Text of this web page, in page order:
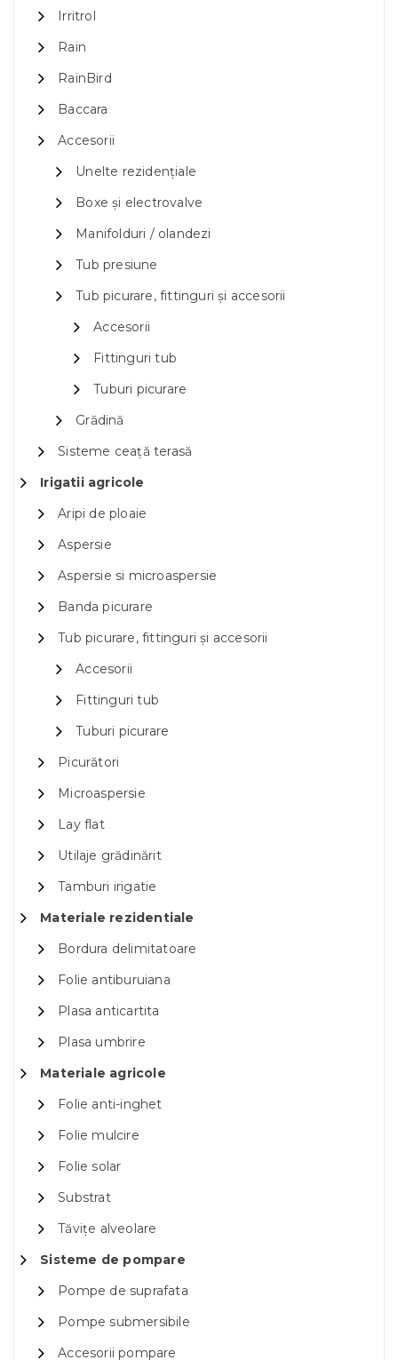
Irritrol
Rain
RainBird
Baccara
Accesorii
Unelte rezidențiale
Boxe și electrovalve
Manifolduri / olandezi
Tub presiune
Tub picurare, fittinguri și accesorii
Accesorii
Fittinguri tub
Tuburi picurare
Grădină
Sisteme ceață terasă
Irigatii agricole
Aripi de ploaie
Aspersie
Aspersie si microaspersie
Banda picurare
Tub picurare, fittinguri și accesorii
Accesorii
Fittinguri tub
Tuburi picurare
Picurători
Microaspersie
Lay flat
Utilaje grădinărit
Tamburi irigatie
Materiale rezidentiale
Bordura delimitatoare
Folie antiburuiana
Plasa anticartita
Plasa umbrire
Materiale agricole
Folie anti-inghet
Folie mulcire
Folie solar
Substrat
Tăvițe alveolare
Sisteme de pompare
Pompe de suprafata
Pompe submersibile
Accesorii pompare